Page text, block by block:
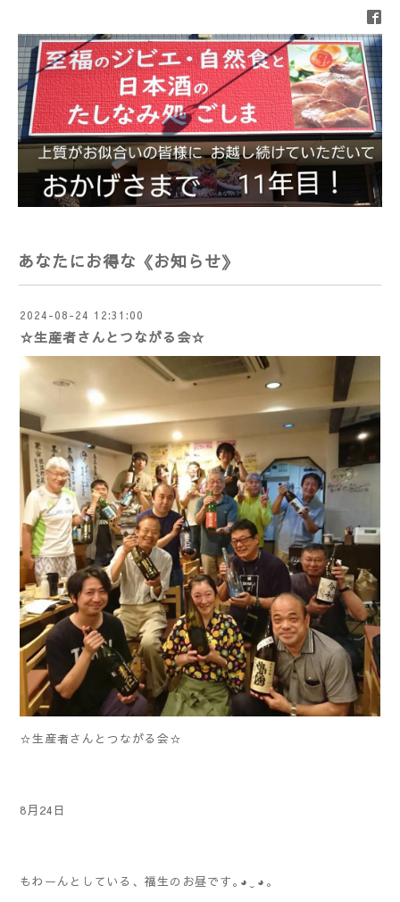
あなたにお得な《お知らせ》
2024-08-24 12:31:00
☆生産者さんとつながる会☆
☆生産者さんとつながる会☆
8月24日
もわーんとしている、福生のお昼です｡⁠◕⁠‿⁠◕⁠｡